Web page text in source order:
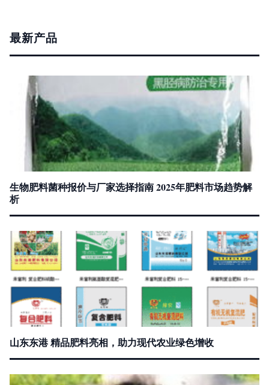
最新产品
生物肥料菌种报价与厂家选择指南 2025年肥料市场趋势解
析
山东东港 精品肥料亮相，助力现代农业绿色增收